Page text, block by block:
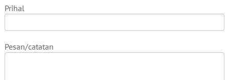
Prihal
Pesan/catatan